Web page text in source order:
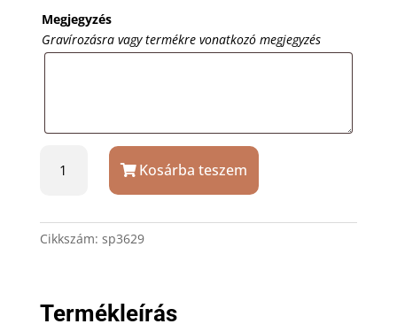
Megjegyzés
Gravírozásra vagy termékre vonatkozó megjegyzés
zenélő
14
mennyiség
Kosárba teszem
Cikkszám: sp3629
Termékleírás